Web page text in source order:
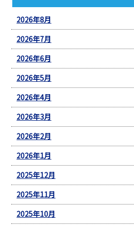
2026年8月
2026年7月
2026年6月
2026年5月
2026年4月
2026年3月
2026年2月
2026年1月
2025年12月
2025年11月
2025年10月